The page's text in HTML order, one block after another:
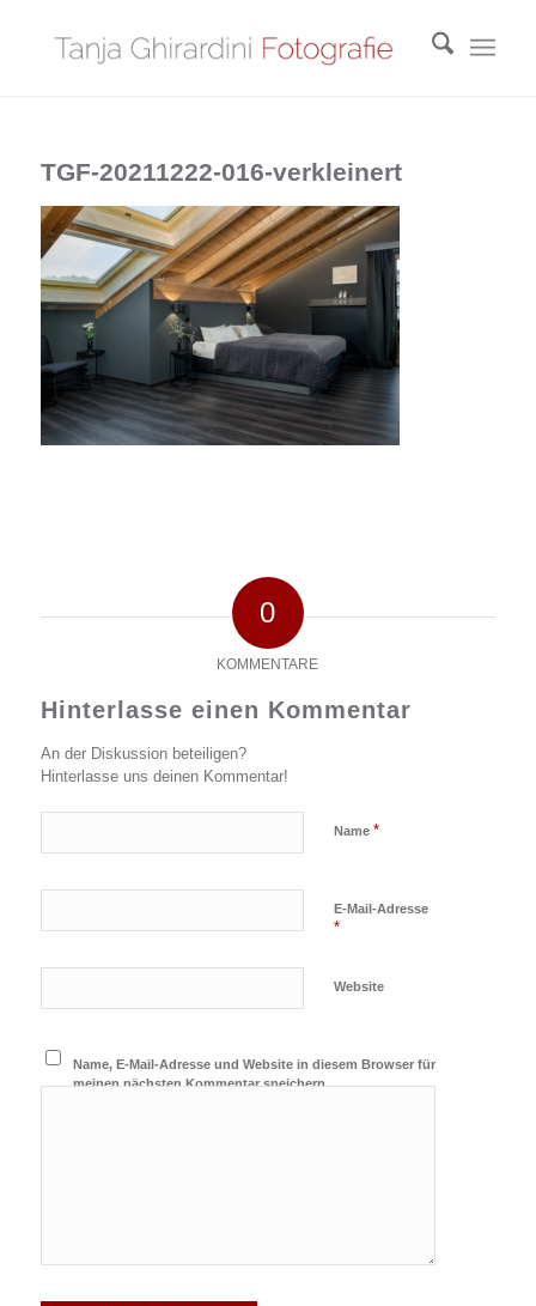
TGF-20211222-016-verkleinert
0
KOMMENTARE
Hinterlasse einen Kommentar
An der Diskussion beteiligen?
Hinterlasse uns deinen Kommentar!
Name *
E-Mail-Adresse
*
Website
Name, E-Mail-Adresse und Website in diesem Browser für
meinen nächsten Kommentar speichern.